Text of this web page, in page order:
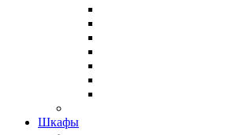
Шкафы